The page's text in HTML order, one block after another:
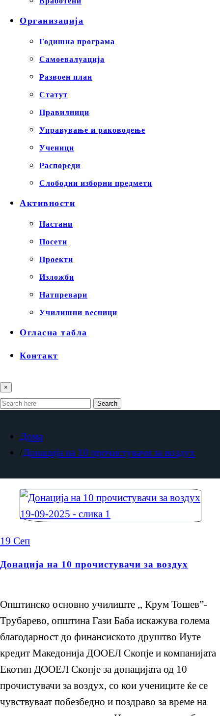
Организација
Годишна програма
Самоевалуација
Развоен план
Статут
Правилници
Управување и раководење
Ученици
Распореди
Слободни изборни предмети
Активности
Настани
Посети
Проекти
Изложби
Натпревари
Училишни весници
Огласна табла
Контакт
×
Search
Дома
Донација на 10 прочистувачи за воздух
19 Сеп
Донација на 10 прочистувачи за воздух
Општинско основно училиште ,, Крум Тошев”-
Трубарево, општина Гази Баба искажува голема
благодарност до финансиското друштво Иуте
кредит Македонија ДООЕЛ Скопје и компанијата
Екотип ДООЕЛ Скопје за донацијата од 10
прочистувачи за воздух, со кои учениците ќе се
чувствуваат побезбедно и поздраво за време на